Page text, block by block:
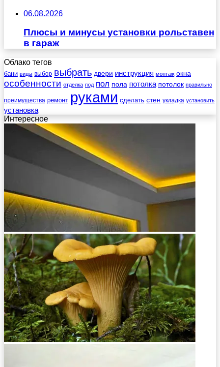
06.08.2026
Плюсы и минусы установки рольставен
в гараж
Облако тегов
бани виды выбор выбрать двери инструкция монтаж окна
особенности отделка под пол пола потолка потолок правильно
преимущества ремонт руками сделать стен укладка установить
установка
Интересное